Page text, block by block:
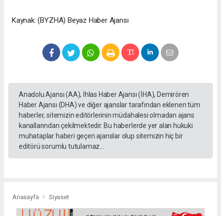
Kaynak: (BYZHA) Beyaz Haber Ajansı
Anadolu Ajansı (AA), İhlas Haber Ajansı (İHA), Demirören
Haber Ajansı (DHA) ve diğer ajanslar tarafından eklenen tüm
haberler, sitemizin editörlerinin müdahalesi olmadan ajans
kanallarından çekilmektedir. Bu haberlerde yer alan hukuki
muhataplar haberi geçen ajanslar olup sitemizin hiç bir
editörü sorumlu tutulamaz...
Anasayfa Siyaset